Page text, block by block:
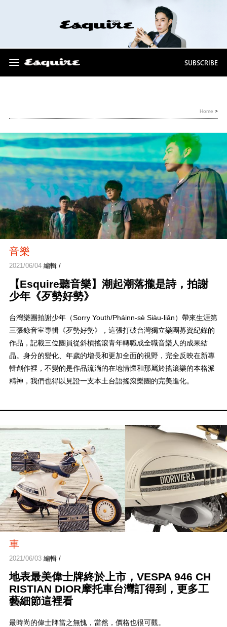
SUBSCRIBE
Home >
音樂
2021/06/04編輯 /
【Esquire聽音樂】潮起潮落攏是詩，拍謝
少年《歹勢好勢》
台灣樂團拍謝少年（Sorry Youth/Pháinn-sè Siàu-liân）帶來生涯第
三張錄音室專輯《歹勢好勢》，這張打破台灣獨立樂團募資紀錄的
作品，記載三位團員從斜槓搖滾青年轉職成全職音樂人的成果結
晶。身分的變化、年歲的增長和更加全面的視野，完全反映在新專
輯創作裡，不變的是作品流淌的在地情懷和那屬於搖滾樂的本格派
精神，我們也得以見證一支本土台語搖滾樂團的完美進化。
車
2021/06/03編輯 /
地表最美偉士牌終於上市，VESPA 946 CH
RISTIAN DIOR摩托車台灣訂得到，更多工
藝細節這裡看
最時尚的偉士牌當之無愧，當然，價格也很可觀。